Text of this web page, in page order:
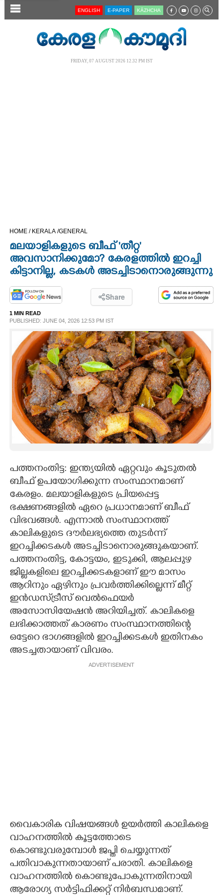
SECTIONS
CINEMA
OPINION
PHOTOS
LIFESTYLE
SPIRITUAL
INFO+
ART
ASTRO
CARTOONS
LITERATURE
ZOOM
CONTACT US
ENGLISH E-PAPER KĀZHCHA
FRIDAY, 07 AUGUST 2026 12.32 PM IST
HOME / KERALA /GENERAL
മലയാളികളുടെ ബീഫ് 'തീറ്റ'
അവസാനിക്കുമോ? കേരളത്തിൽ ഇറച്ചി
കിട്ടാനില്ല, കടകൾ അടച്ചിടാനൊരുങ്ങുന്നു
Share
1 MIN READ
PUBLISHED: JUNE 04, 2026 12:53 PM IST
പത്തനംതിട്ട: ഇന്ത്യയിൽ ഏറ്റവും കൂടുതൽ
ബീഫ് ഉപയോഗിക്കുന്ന സംസ്ഥാനമാണ്
കേരളം. മലയാളികളുടെ പ്രിയപ്പെട്ട
ഭക്ഷണങ്ങളിൽ ഏറെ പ്രധാനമാണ് ബീഫ്
വിഭവങ്ങൾ. എന്നാൽ സംസ്ഥാനത്ത്
കാലികളുടെ ദൗർലഭ്യത്തെ തുടർന്ന്
ഇറച്ചിക്കടകൾ അടച്ചിടാനൊരുങ്ങുകയാണ്.
പത്തനംതിട്ട, കോട്ടയം, ഇടുക്കി, ആലപ്പുഴ
ജില്ലകളിലെ ഇറച്ചിക്കടകളാണ് ഈ മാസം
ആറിനും ഏഴിനും പ്രവർത്തിക്കില്ലെന്ന് മീറ്റ്
ഇൻഡസ്‌ട്രീസ് വെൽഫെയർ
അസോസിയേഷൻ അറിയിച്ചത്. കാലികളെ
ലഭിക്കാത്തത് കാരണം സംസ്ഥാനത്തിന്റെ
ഒട്ടേറെ ഭാഗങ്ങളിൽ ഇറച്ചിക്കടകൾ ഇതിനകം
അടച്ചതായാണ് വിവരം.
ADVERTISEMENT
വൈകാരിക വിഷയങ്ങൾ ഉയർത്തി കാലികളെ
വാഹനത്തിൽ കൂട്ടത്തോടെ
കൊണ്ടുവരുമ്പോൾ ജപ്തി ചെയ്യുന്നത്
പതിവാകുന്നതായാണ് പരാതി. കാലികളെ
വാഹനത്തിൽ കൊണ്ടുപോകുന്നതിനായി
ആരോഗ്യ സർട്ടിഫിക്കറ്റ് നിർബന്ധമാണ്.